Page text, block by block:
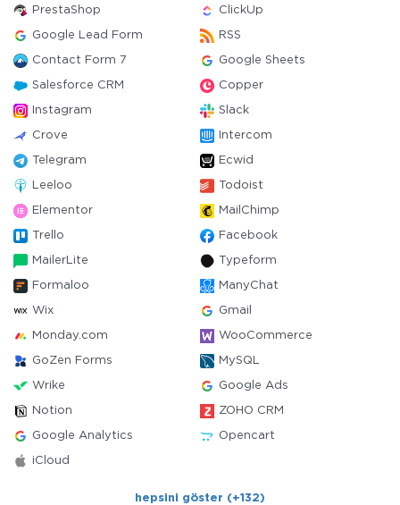
PrestaShop ClickUp
Google Lead Form RSS
Contact Form 7 Google Sheets
Salesforce CRM Copper
Instagram Slack
Crove Intercom
Telegram Ecwid
Leeloo Todoist
Elementor MailChimp
Trello Facebook
MailerLite Typeform
Formaloo ManyChat
Wix Gmail
Monday.com WooCommerce
GoZen Forms MySQL
Wrike Google Ads
Notion ZOHO CRM
Google Analytics Opencart
iCloud
hepsini göster (+132)